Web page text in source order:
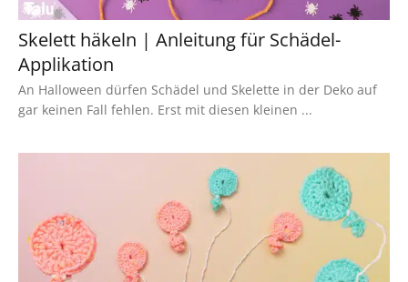
Skelett häkeln | Anleitung für Schädel-
Applikation
An Halloween dürfen Schädel und Skelette in der Deko auf
gar keinen Fall fehlen. Erst mit diesen kleinen ...